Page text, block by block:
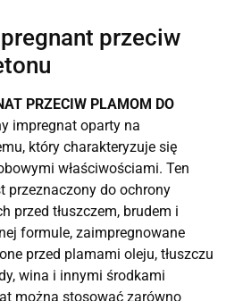
przeciw
PRZECIW PLAMOM DO
impregnat oparty na
który charakteryzuje się
właściwościami. Ten
przeznaczony do ochrony
przed tłuszczem, brudem i
formule, zaimpregnowane
przed plamami oleju, tłuszczu
wina i innymi środkami
można stosować zarówno